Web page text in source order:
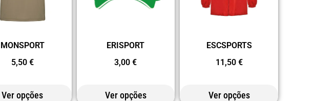
MONSPORT
5,50 €
Ver opções
ERISPORT
3,00€
Ver opções
ESCSPORTS
11,50 €
Ver opções